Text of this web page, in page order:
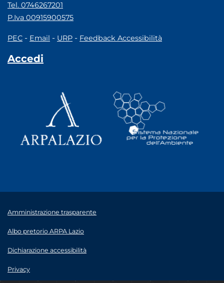
Tel. 0746267201
P.Iva 00915900575
PEC - Email - URP - Feedback Accessibilità
Accedi
Amministrazione trasparente
Albo pretorio ARPA Lazio
Dichiarazione accessibilità
Privacy